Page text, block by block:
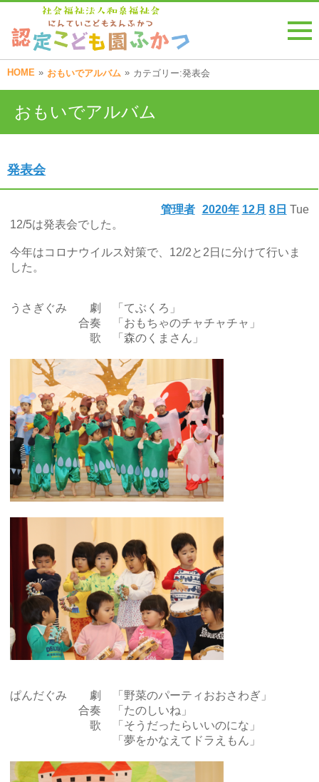
HOME » おもいでアルバム » カテゴリー:発表会
おもいでアルバム
発表会
2020年 12月 8日 Tue
管理者
12/5は発表会でした。
今年はコロナウイルス対策で、12/2と2日に分けて行いま
した。
うさぎぐみ 劇 「てぶくろ」
合奏 「おもちゃのチャチャチャ」
歌 「森のくまさん」
ぱんだぐみ 劇 「野菜のパーティおおさわぎ」
合奏 「たのしいね」
歌 「そうだったらいいのにな」
「夢をかなえてドラえもん」